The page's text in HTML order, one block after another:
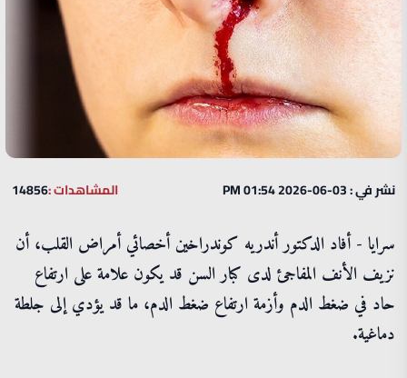
نشر في : 03-06-2026 01:54 PM المشاهدات :14856
سرايا - أفاد الدكتور أندريه كوندراخين أخصائي أمراض القلب، أن
نزيف الأنف المفاجئ لدى كبار السن قد يكون علامة على ارتفاع
حاد في ضغط الدم وأزمة ارتفاع ضغط الدم، ما قد يؤدي إلى جلطة
دماغية.